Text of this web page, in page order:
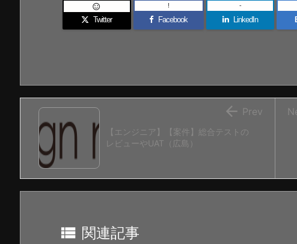
Twitter

Facebook
!
LinkedIn
-
【エンジニア】【案件】総合テストの
レビューやUAT（広島）
 Prev
 関連記事